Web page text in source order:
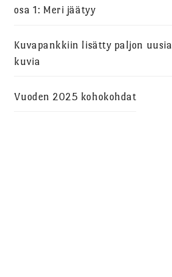
osa 1: Meri jäätyy
Kuvapankkiin lisätty paljon uusia
kuvia
Vuoden 2025 kohokohdat